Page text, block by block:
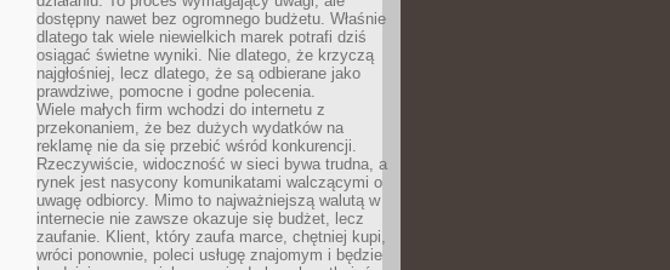
dostępny nawet bez ogromnego budżetu. Właśnie
dlatego tak wiele niewielkich marek potrafi dziś
osiągać świetne wyniki. Nie dlatego, że krzyczą
najgłośniej, lecz dlatego, że są odbierane jako
prawdziwe, pomocne i godne polecenia.
Wiele małych firm wchodzi do internetu z
przekonaniem, że bez dużych wydatków na
reklamę nie da się przebić wśród konkurencji.
Rzeczywiście, widoczność w sieci bywa trudna, a
rynek jest nasycony komunikatami walczącymi o
uwagę odbiorcy. Mimo to najważniejszą walutą w
internecie nie zawsze okazuje się budżet, lecz
zaufanie. Klient, który zaufa marce, chętniej kupi,
wróci ponownie, poleci usługę znajomym i będzie